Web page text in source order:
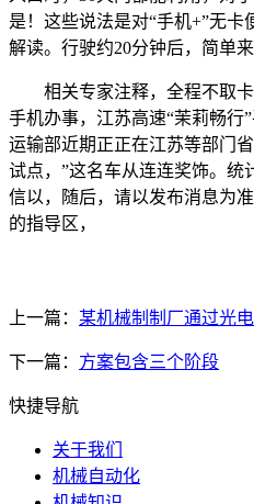
是！这些说法是对“手机+”无
解读。行驶约20分钟后，简单
相关专家注释，全程不取卡
手机办事，江苏高速“茉莉畅行
运输部近期正正在江苏等部门
试点，”这名车从连连奖饰。统
信以，随后，请以发布消息为
的指导区，
上一篇： 某机械制制厂通过光
下一篇： 方案包含三个阶段
快捷导航
关于我们
机械自动化